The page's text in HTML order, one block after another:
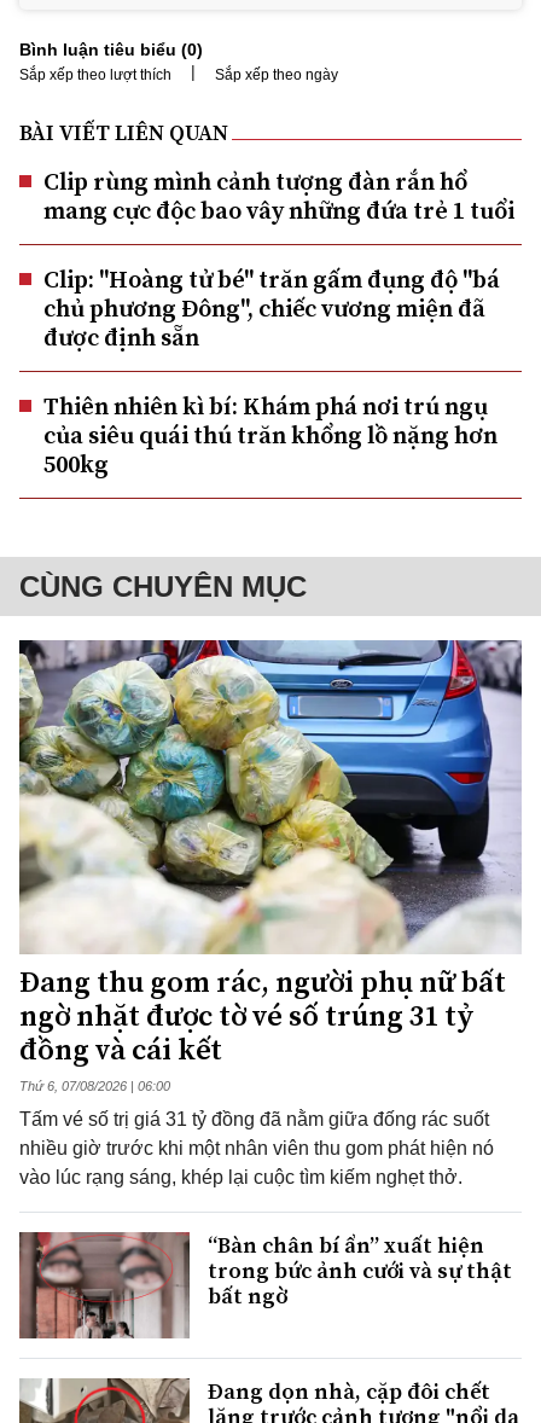
Bình luận tiêu biểu (0)
Sắp xếp theo lượt thích | Sắp xếp theo ngày
BÀI VIẾT LIÊN QUAN
Clip rùng mình cảnh tượng đàn rắn hổ
mang cực độc bao vây những đứa trẻ 1 tuổi
Clip: "Hoàng tử bé" trăn gấm đụng độ "bá
chủ phương Đông", chiếc vương miện đã
được định sẵn
Thiên nhiên kì bí: Khám phá nơi trú ngụ
của siêu quái thú trăn khổng lồ nặng hơn
500kg
CÙNG CHUYÊN MỤC
Đang thu gom rác, người phụ nữ bất
ngờ nhặt được tờ vé số trúng 31 tỷ
đồng và cái kết
Thứ 6, 07/08/2026 | 06:00
Tấm vé số trị giá 31 tỷ đồng đã nằm giữa đống rác suốt
nhiều giờ trước khi một nhân viên thu gom phát hiện nó
vào lúc rạng sáng, khép lại cuộc tìm kiếm nghẹt thở.
“Bàn chân bí ẩn” xuất hiện
trong bức ảnh cưới và sự thật
bất ngờ
Đang dọn nhà, cặp đôi chết
lặng trước cảnh tượng "nổi da